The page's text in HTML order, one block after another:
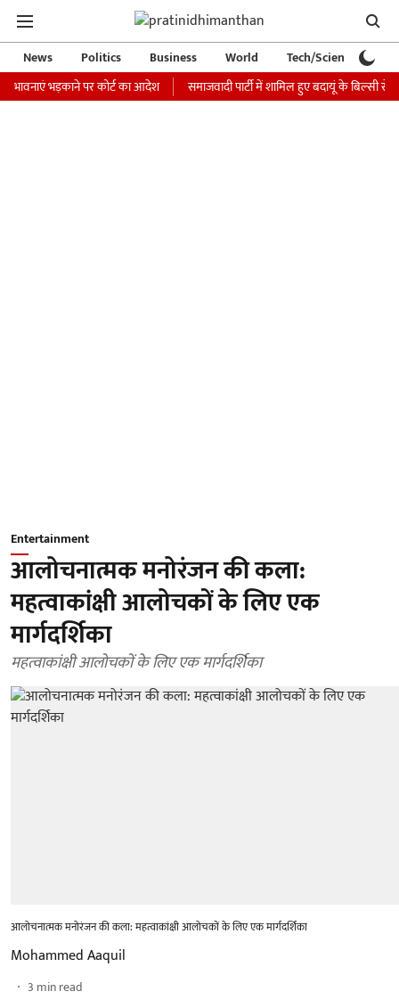
News Politics Business World Tech/Science
भड़काने पर कोर्ट का आदेश
समाजवादी पार्टी में शामिल हुए बदायूं के बिल्सी से BJP
Entertainment
आलोचनात्मक मनोरंजन की कला:
महत्वाकांक्षी आलोचकों के लिए एक
मार्गदर्शिका
महत्वाकांक्षी आलोचकों के लिए एक मार्गदर्शिका
आलोचनात्मक मनोरंजन की कला: महत्वाकांक्षी आलोचकों के लिए एक मार्गदर्शिका
Mohammed Aaquil
3 min read